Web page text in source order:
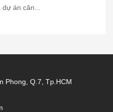
án căn...
Phong, Q.7, Tp.HCM